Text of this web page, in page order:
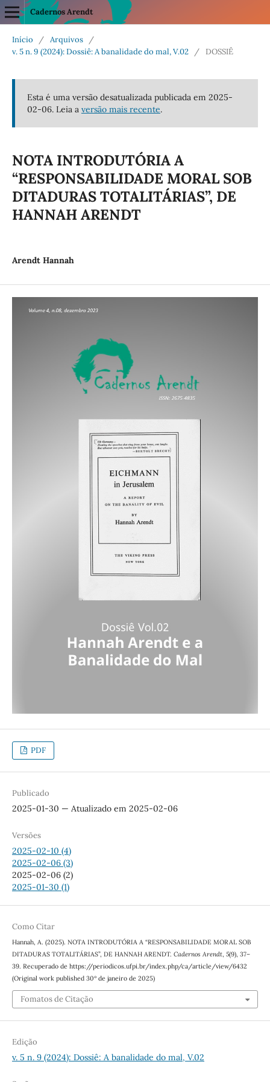
Cadernos Arendt
Início / Arquivos
/
v. 5 n. 9 (2024): Dossiê: A banalidade do mal, V.02
/ DOSSIÊ
Esta é uma versão desatualizada publicada em 2025-
02-06. Leia a versão mais recente.
NOTA INTRODUTÓRIA A
“RESPONSABILIDADE MORAL SOB
DITADURAS TOTALITÁRIAS”, DE
HANNAH ARENDT
Arendt Hannah
PDF
Publicado
2025-01-30 — Atualizado em 2025-02-06
Versões
2025-02-10 (4)
2025-02-06 (3)
2025-02-06 (2)
2025-01-30 (1)
Como Citar
Hannah, A. (2025). NOTA INTRODUTÓRIA A “RESPONSABILIDADE MORAL SOB
DITADURAS TOTALITÁRIAS”, DE HANNAH ARENDT. Cadernos Arendt, 5(9), 37–
39. Recuperado de https://periodicos.ufpi.br/index.php/ca/article/view/6432
(Original work published 30º de janeiro de 2025)
Fomatos de Citação
Edição
v. 5 n. 9 (2024): Dossiê: A banalidade do mal, V.02